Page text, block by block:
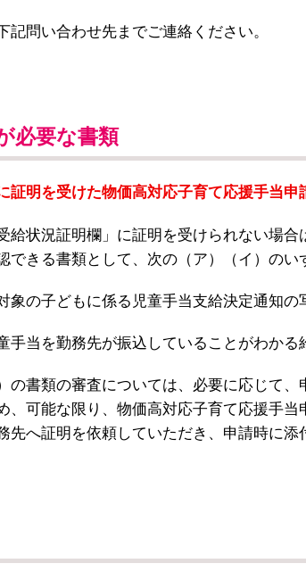
問い合わせ先までご連絡ください。
必要な書類
証明を受けた物価高対応子育て応援手当申
給状況証明欄」に証明を受けられない場
きる書類として、次の（ア）（イ）のい
象の子どもに係る児童手当支給決定通知の
手当を勤務先が振込していることがわかる
の書類の審査については、必要に応じて
、可能な限り、物価高対応子育て応援手
先へ証明を依頼していただき、申請時に